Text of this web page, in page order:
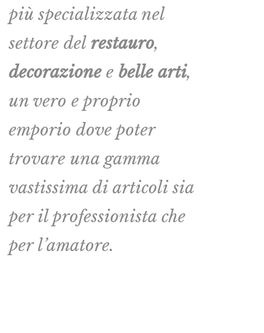
più specializzata nel
settore del restauro,
decorazionee belle arti,
un vero e proprio
emporio dove poter
trovare una gamma
vastissima di articoli sia
per il professionista che
per l’amatore.